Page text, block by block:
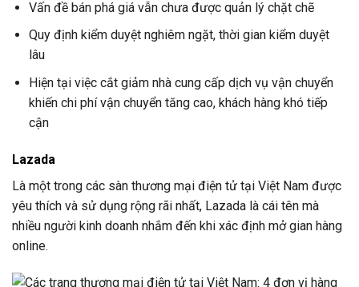
Vấn đề bán phá giá vẫn chưa được quản lý chặt chẽ
Quy định kiểm duyệt nghiêm ngặt, thời gian kiểm duyệt
lâu
Hiện tại việc cắt giảm nhà cung cấp dịch vụ vận chuyển
khiến chi phí vận chuyển tăng cao, khách hàng khó tiếp
cận
Lazada
Là một trong các sàn thương mại điện tử tại Việt Nam được
yêu thích và sử dụng rộng rãi nhất, Lazada là cái tên mà
nhiều người kinh doanh nhắm đến khi xác định mở gian hàng
online.